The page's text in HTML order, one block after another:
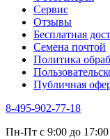
Цикорий
Цикорий
Черемша
Шпинат
Щавель
Эндивий
Эстрагон
Алтей
Сервис
Отзывы
Бесплатная
Семена почтой
Политика
Публичная
8-495-902-77-18
Пн-Пт с 9:00 до 17:00